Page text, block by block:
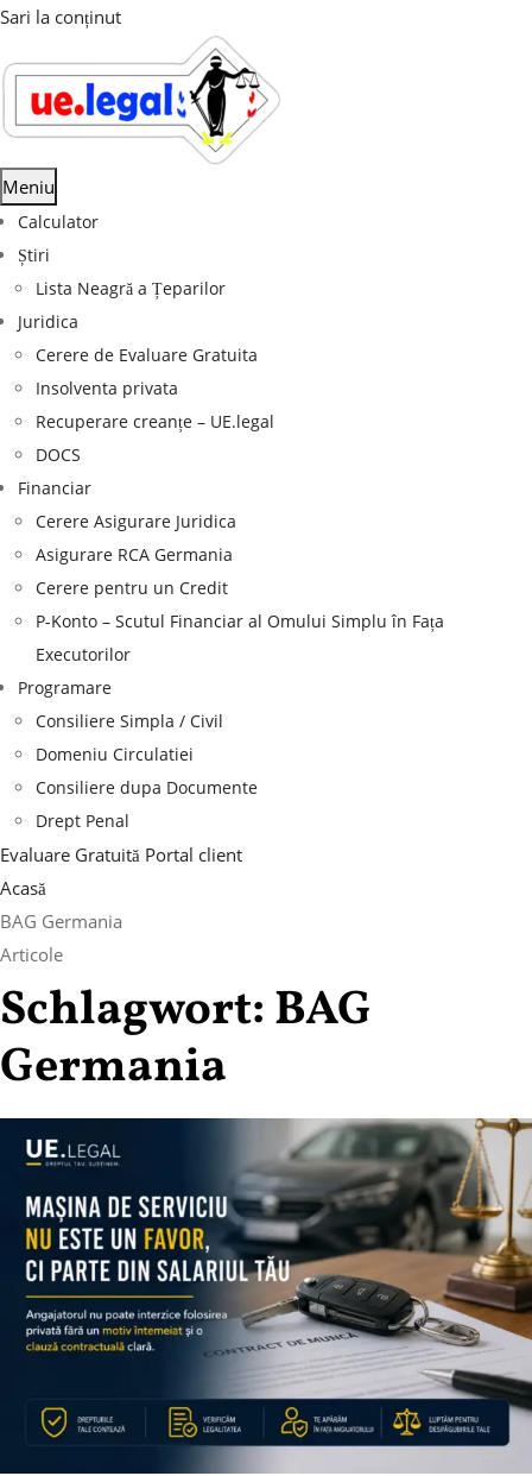
Sari la conținut
Meniu
Calculator
Știri
Lista Neagră a Țeparilor
Juridica
Cerere de Evaluare Gratuita
Insolventa privata
Recuperare creanțe – UE.legal
DOCS
Financiar
Cerere Asigurare Juridica
Asigurare RCA Germania
Cerere pentru un Credit
P-Konto – Scutul Financiar al Omului Simplu în Fața
Executorilor
Programare
Consiliere Simpla / Civil
Domeniu Circulatiei
Consiliere dupa Documente
Drept Penal
Evaluare Gratuită Portal client
Acasă
BAG Germania
Articole
Schlagwort:BAG
Germania